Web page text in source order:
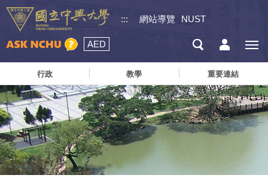
::: 網站導覽 NUST
AED
行政 教學 重要連結